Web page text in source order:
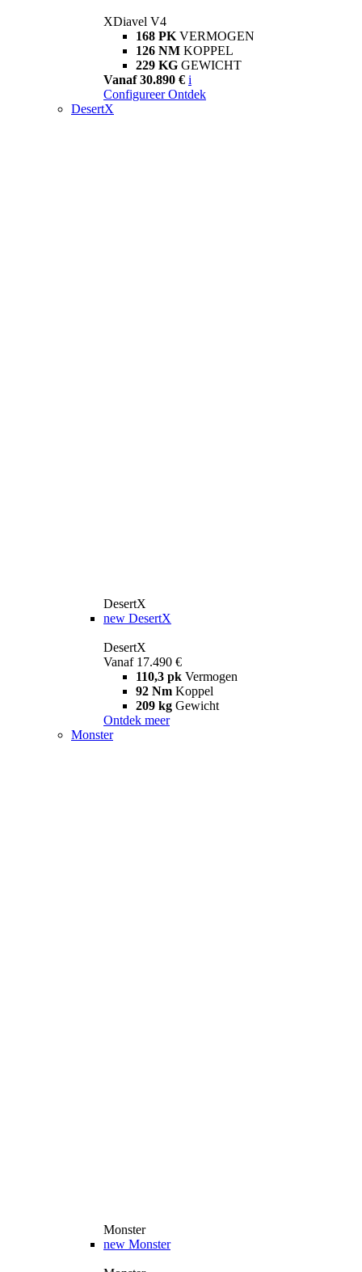
XDiavel V4
168 PK VERMOGEN
126 NM KOPPEL
229 KG GEWICHT
Vanaf 30.890 € i
Configureer Ontdek
DesertX
DesertX
new DesertX
DesertX
Vanaf 17.490 €
110,3 pk Vermogen
92 Nm Koppel
209 kg Gewicht
Ontdek meer
Monster
Monster
new Monster